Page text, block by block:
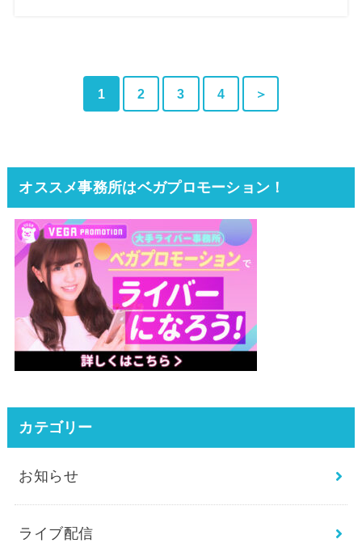
1 2 3 4 ＞
オススメ事務所はベガプロモーション！
カテゴリー
お知らせ
ライブ配信